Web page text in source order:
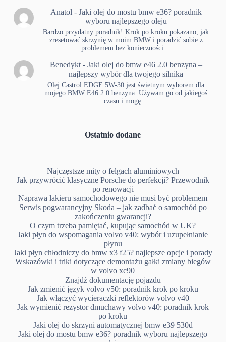
Anatol - Jaki olej do mostu bmw e36? poradnik
wyboru najlepszego oleju
Bardzo przydatny poradnik! Krok po kroku pokazano, jak
zresetować skrzynię w moim BMW i poradzić sobie z
problemem bez konieczności…
Benedykt- Jaki olej do bmw e46 2.0 benzyna –
najlepszy wybór dla twojego silnika
Olej Castrol EDGE 5W-30 jest świetnym wyborem dla
mojego BMW E46 2.0 benzyna. Używam go od jakiegoś
czasu i mogę…
Ostatnio dodane
Najczęstsze mity o felgach aluminiowych
Jak przywrócić klasyczne Porsche do perfekcji? Przewodnik
po renowacji
Naprawa lakieru samochodowego nie musi być problemem
Serwis pogwarancyjny Skoda – jak zadbać o samochód po
zakończeniu gwarancji?
O czym trzeba pamiętać, kupując samochód w UK?
Jaki płyn do wspomagania volvo v40: wybór i uzupełnianie
płynu
Jaki płyn chłodniczy do bmw x3 f25? najlepsze opcje i porady
Wskazówki i triki dotyczące demontażu gałki zmiany biegów
w volvo xc90
Znajdź dokumentację pojazdu
Jak zmienić język volvo v50: poradnik krok po kroku
Jak włączyć wycieraczki reflektorów volvo v40
Jak wymienić rezystor dmuchawy volvo v40: poradnik krok
po kroku
Jaki olej do skrzyni automatycznej bmw e39 530d
Jaki olej do mostu bmw e36? poradnik wyboru najlepszego